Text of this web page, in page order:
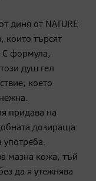
диня от NATURE
които търсят
С формула,
душ гел
което
придава на
дозираща
употреба.
мазна кожа, тъй
да я утежнява